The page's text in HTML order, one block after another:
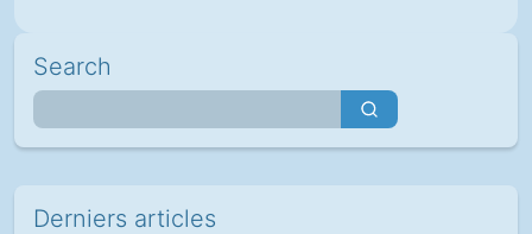
Search
Derniers articles